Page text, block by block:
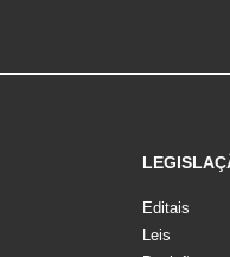
Editais
Leis